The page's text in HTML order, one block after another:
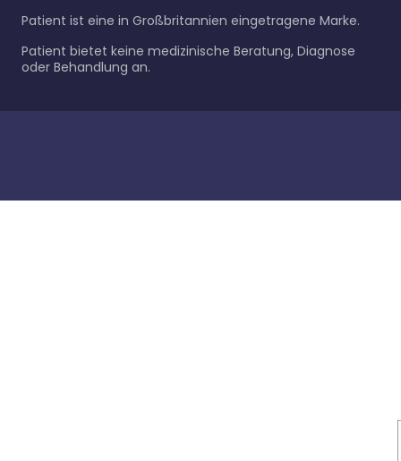
Patient ist eine in Großbritannien eingetragene Marke.
Patient bietet keine medizinische Beratung, Diagnose
oder Behandlung an.